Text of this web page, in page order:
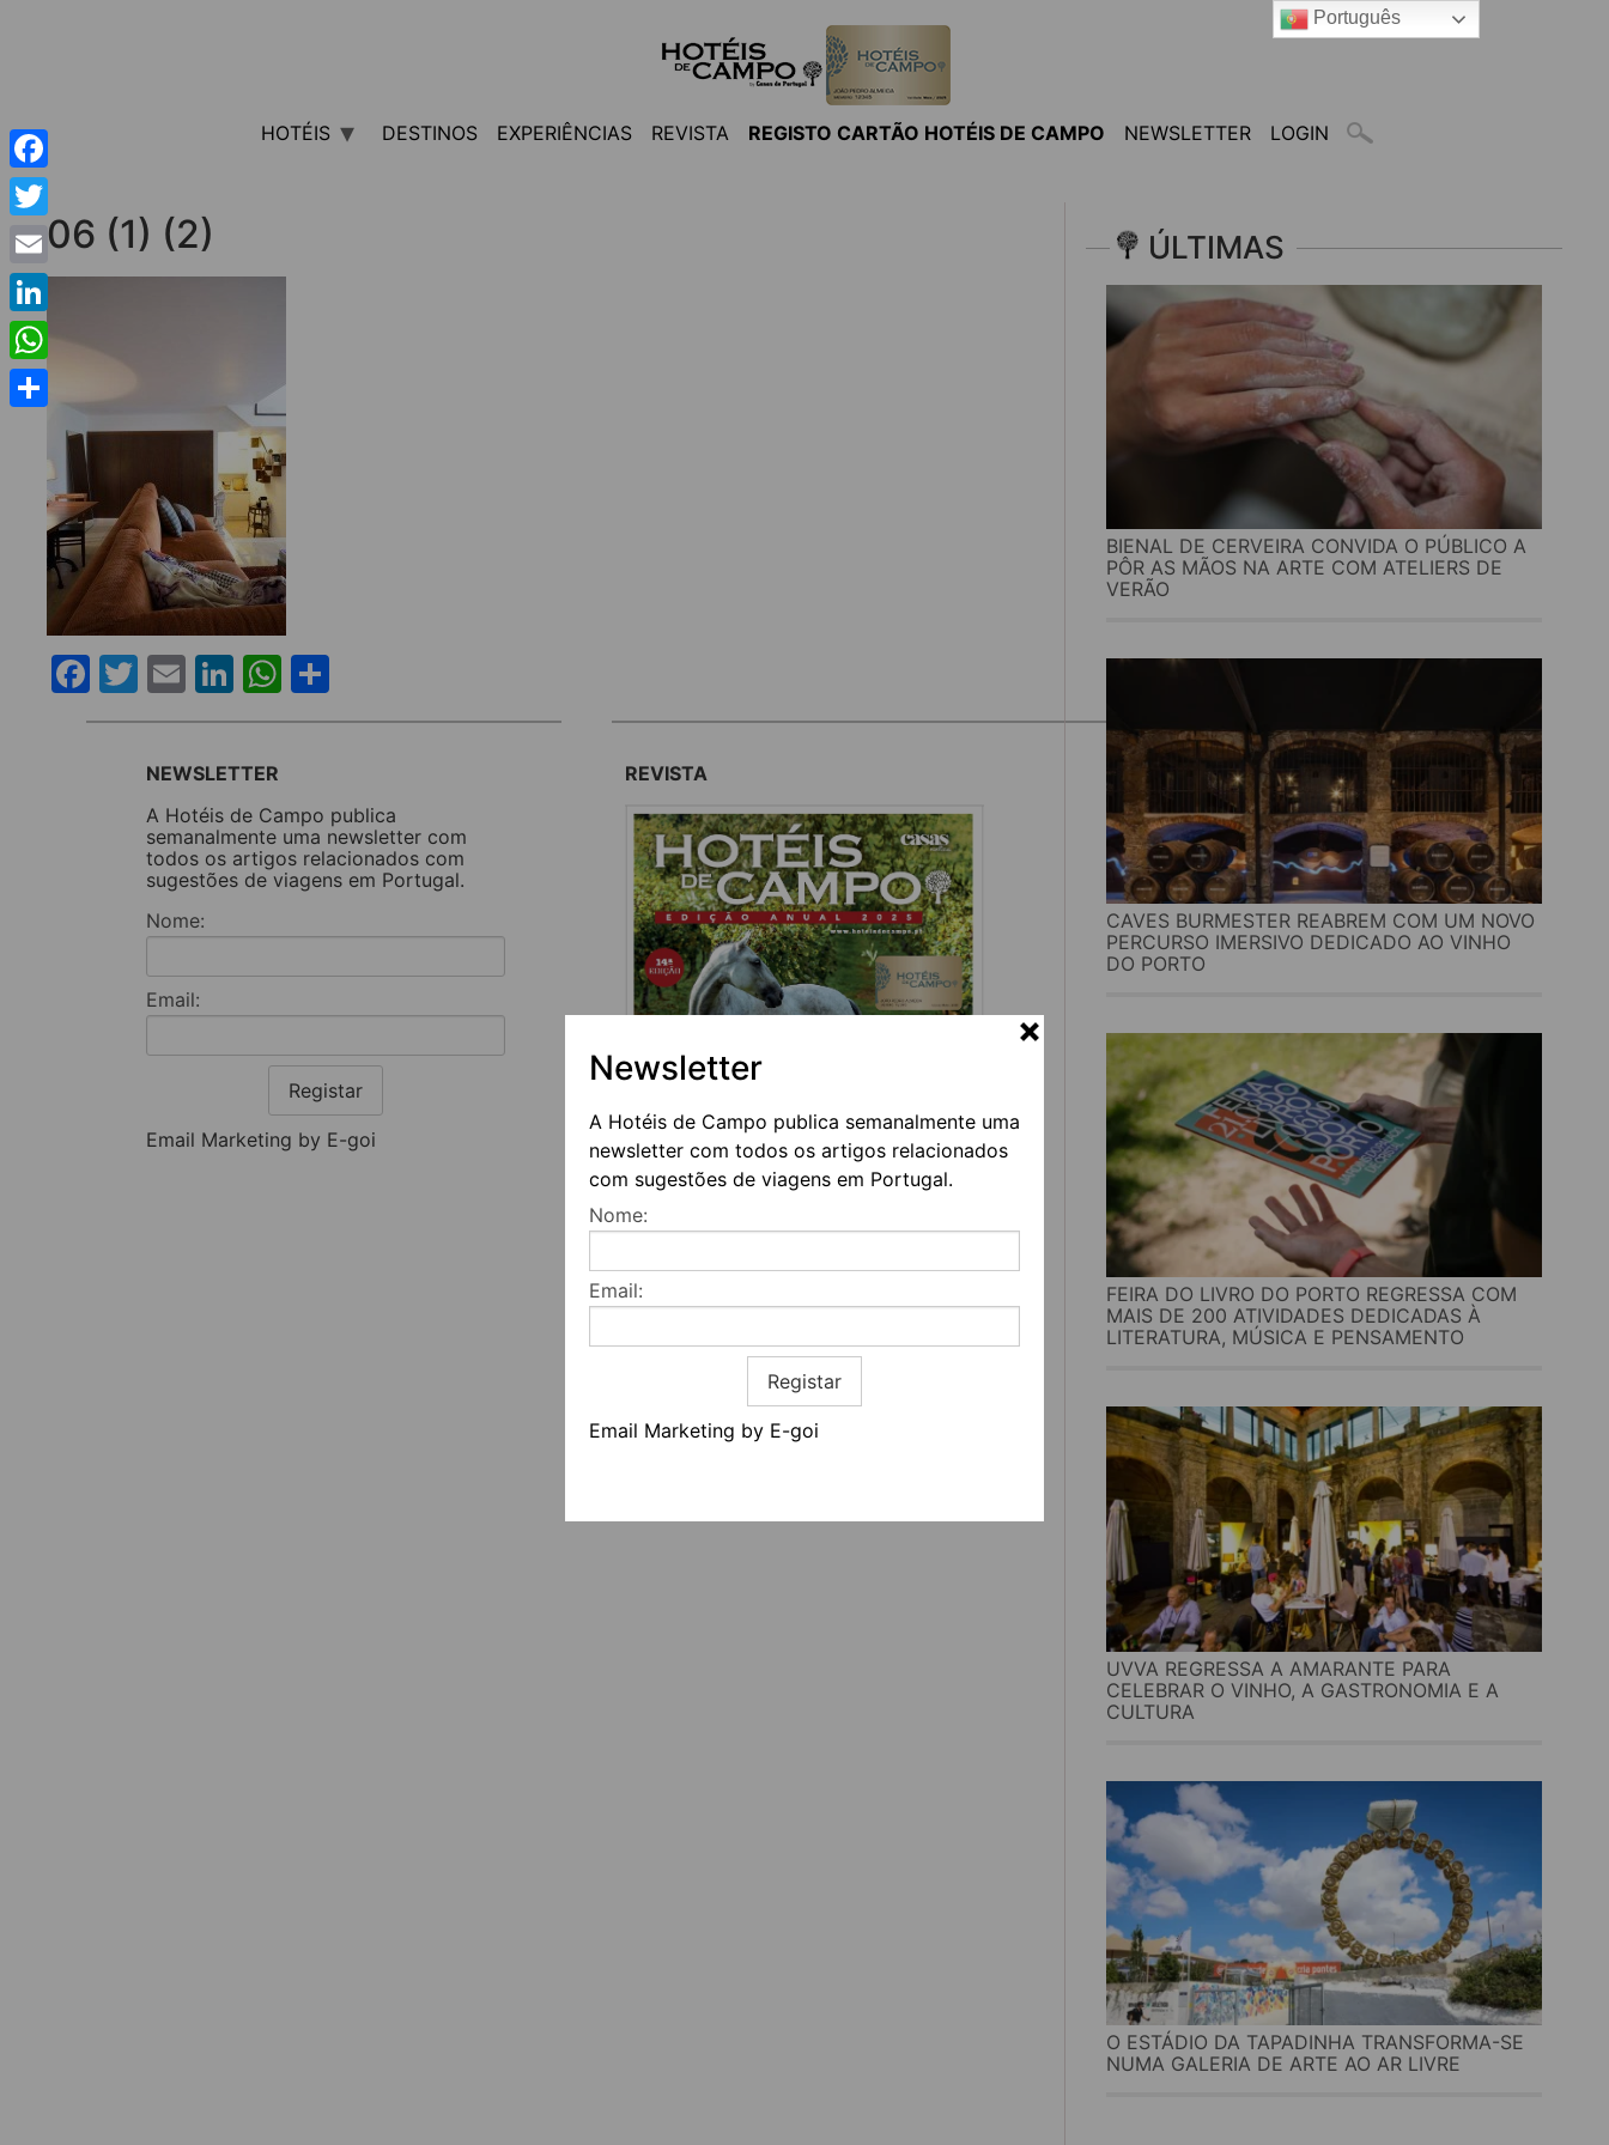
Newsletter
A Hotéis de Campo publica semanalmente uma
newsletter com todos os artigos relacionados
com sugestões de viagens em Portugal.
Nome:
Email:
Registar
Email Marketing by E-goi
HOTÉIS DESTINOS EXPERIÊNCIAS REVISTA REGISTO CARTÃO HOTÉIS DE CAMPO NEWSLETTER LOGIN
06 (1) (2)
Facebook
Twitter
EmailLinkedIn
WhatsApp
ÚLTIMAS
BIENAL DE CERVEIRA CONVIDA O PÚBLICO A
PÔR AS MÃOS NA ARTE COM ATELIERS DE
VERÃO
CAVES BURMESTER REABREM COM UM NOVO
PERCURSO IMERSIVO DEDICADO AO VINHO
DO PORTO
FEIRA DO LIVRO DO PORTO REGRESSA COM
MAIS DE 200 ATIVIDADES DEDICADAS À
LITERATURA, MÚSICA E PENSAMENTO
UVVA REGRESSA A AMARANTE PARA
CELEBRAR O VINHO, A GASTRONOMIA E A
CULTURA
O ESTÁDIO DA TAPADINHA TRANSFORMA-SE
NUMA GALERIA DE ARTE AO AR LIVRE
NEWSLETTER
A Hotéis de Campo publica
semanalmente uma newsletter com
todos os artigos relacionados com
sugestões de viagens em Portugal.
Nome:
Email:
Registar
Email Marketing by E-goi
REVISTA
Quem somos
Contactos
Facebook
Twitter
Email
LinkedIn
WhatsApp
Português